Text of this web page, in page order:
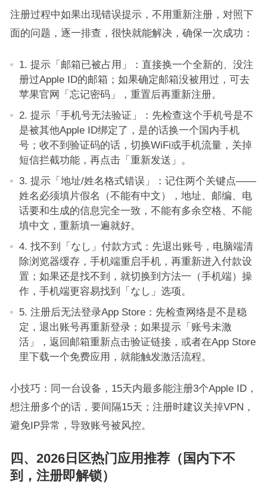
注册过程中如果出现错误提示，不用重新注册，对照下
面的问题，逐一排查，很快就能解决，确保一次成功：
1. 提示「邮箱已被占用」：直接换一个全新的、没注
册过Apple ID的邮箱；如果确定邮箱没被用过，可去
苹果官网「忘记密码」，重置后再重新注册。
2. 提示「手机号无法验证」：先检查这个手机号是不
是被其他Apple ID绑定了，是的话换一个国内手机
号；收不到验证码的话，切换WiFi或手机流量，关掉
短信拦截功能，再点击「重新发送」。
3. 提示「地址/姓名格式错误」：记住两个关键点——
姓名必须填片假名（不能有中文），地址、邮编、电
话要和生成的信息完全一致，不能有多余空格、不能
填中文，重新填一遍就好。
4. 找不到「なし」付款方式：先退出账号，电脑端清
除浏览器缓存，手机端重启手机，再重新进入付款设
置；如果还是找不到，就切换到方法一（手机端）操
作，手机端更容易找到「なし」选项。
5. 注册后无法登录App Store：先检查网络是不是稳
定，退出账号再重新登录；如果提示「账号未激
活」，返回邮箱重新点击验证链接，或者在App Store
里下载一个免费应用，就能触发激活流程。
小技巧：同一台设备，15天内最多能注册3个Apple ID，
想注册多个的话，要间隔15天；注册时建议关掉VPN，
避免IP异常，导致账号被风控。
四、2026日区热门应用推荐（国内下不
到，注册即解锁）